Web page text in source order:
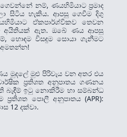
නම්, ණයහිමියාට ප්‍රමාද
සිටිය හැකිය. ආපසු ගෙවීම දිගු
ඒකපාර්ශ්විකව තෙවන
අයිතියක් ඇත. ඔබේ ණය ආපසු
හොඳම විසඳුම සොයා ගැනීමට
මුදලේ මුළු පිරිවැය වන අතර එය
ප්‍රතිශත අනුපාතය ගණනය
බැඳීම් ඉටු නොකිරීම හා සම්බන්ධ
පොලී අනුපාතය (APR):
12 දක්වා.